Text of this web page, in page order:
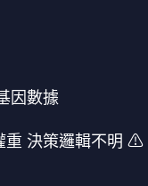
因數據
重 決策邏輯不明 ⚠